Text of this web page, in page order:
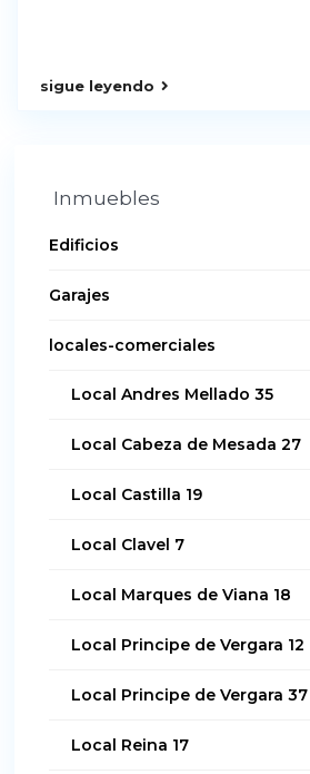
sigue leyendo
Inmuebles
Edificios
Garajes
locales-comerciales
Local Andres Mellado 35
Local Cabeza de Mesada 27
Local Castilla 19
Local Clavel 7
Local Marques de Viana 18
Local Principe de Vergara 12
Local Principe de Vergara 37
Local Reina 17